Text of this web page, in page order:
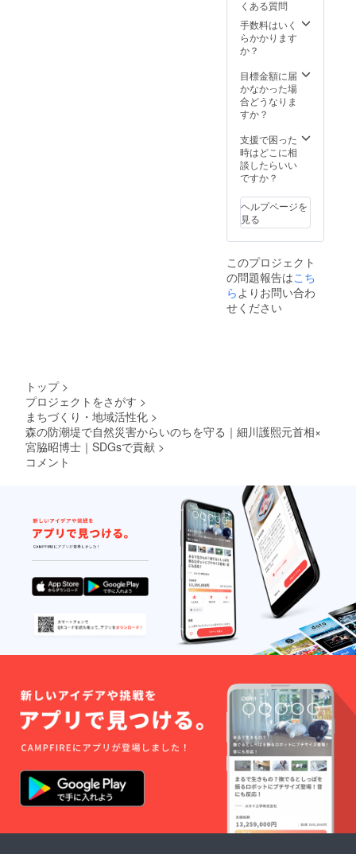
IREから
実行者
に入金
された
りま
す。／
受領書
の発送
2024年
9月頃を
予定し
ていま
届けま
でお時
間をい
ただき
予めご
了承願
いま
す。
日］4〜
10月の
間で協
議（植
長を考
慮した
季節）
［植樹
本数の
目安］
上限数
40人参
本ま
で。
（参加
人数×苗
程度の
植樹が
目安）
※スタッ
フ2名が
宿泊費
はご自
い。 ️・
年間1万
部を配
布する
「2024
年次報
告書」
と「公
式HP」
の協賛
欄にお
名前掲
載（希
望者の
掲載す
るお名
前を必
ず「備
考欄」
に記載
してく
ださ
い。掲
な方は
備考欄
に「匿
ず「備
考欄」
に記載
してく
い。掲
載不要
な方は
備考欄
名希
望」と
記入し
てくだ
HP掲載
先
https://
morino
com/cs
r#sec0
4 年次
報告書
例（昨
/theme
s/gfw/i
️・単独
植樹祭
を開催
できる
権利
（希望
者の
み）
［場
所］
「津波
からい
のちを
守る森
堤づく
り」を
進めて
いる福
島県南
相馬市
沿岸部
［実施
日］4〜
間で協
議（植
物の生
くある質問
手数料はいく
らかかります
か？
目標金額に届
かなかった場
合どうなりま
すか？
支援で困った
時はどこに相
談したらいい
ですか？
ヘルプページを
見る
このプロジェクト
の問題報告はこち
ら よりお問い合わ
せください
トップ >
プロジェクトをさがす >
まちづくり・地域活性化 >
森の防潮堤で自然災害からいのちを守る｜細川護熙元首相×
宮脇昭博士｜SDGsで貢献 >
コメント